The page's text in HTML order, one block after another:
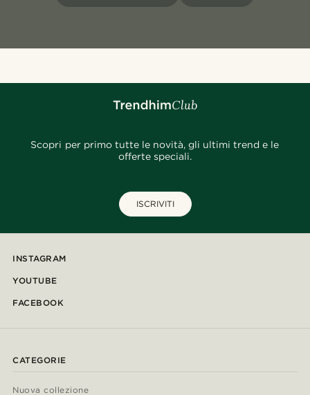
Scopri per primo tutte le novità, gli ultimi trend e le
offerte speciali.
ISCRIVITI
INSTAGRAM
YOUTUBE
FACEBOOK
CATEGORIE
Nuova collezione